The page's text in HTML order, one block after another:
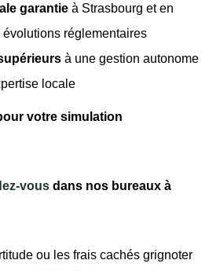
garantie à Strasbourg et en
réglementaires
à une gestion autonome
locale
votre simulation
vous dans nos bureaux à
ou les frais cachés grignoter